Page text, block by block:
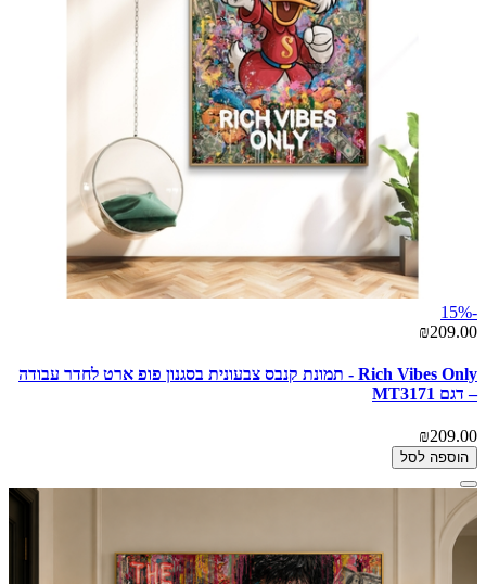
-15%
₪209.00
Rich Vibes Only - תמונת קנבס צבעונית בסגנון פופ ארט לחדר עבודה
– דגם MT3171
₪209.00
הוספה לסל